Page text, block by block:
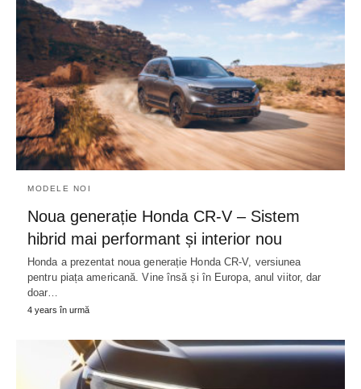
MODELE NOI
Noua generație Honda CR-V – Sistem
hibrid mai performant și interior nou
Honda a prezentat noua generație Honda CR-V, versiunea
pentru piața americană. Vine însă și în Europa, anul viitor, dar
doar…
4 years în urmă